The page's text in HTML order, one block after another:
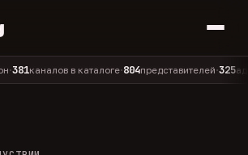
каналов в каталоге•804представителей•325